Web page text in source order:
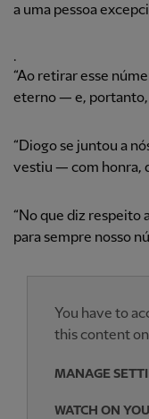
a uma pessoa
.
“Ao retirar esse
eterno — e, portanto,
“Diogo se juntou a
vestiu — com honra,
“No que diz respeito
para sempre nosso
You have to
this content
MANAGE
WATCH ON